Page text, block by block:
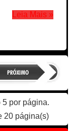
Leia Mais »
5 por página.
20 página(s)